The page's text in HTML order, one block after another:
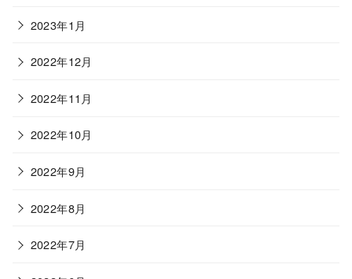
2023年1月
2022年12月
2022年11月
2022年10月
2022年9月
2022年8月
2022年7月